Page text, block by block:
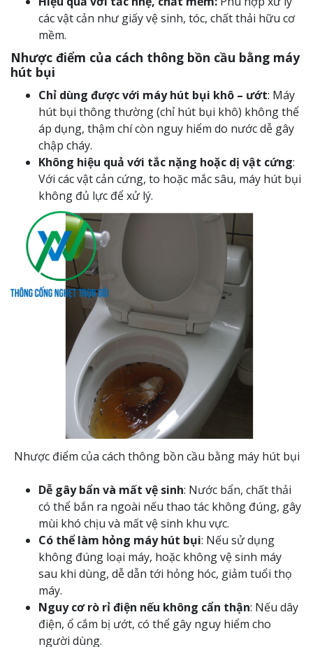
các vật cản như giấy vệ sinh, tóc, chất thải hữu cơ
mềm.
Nhược điểm của cách thông bồn cầu bằng máy
hút bụi
Chỉ dùng được với máy hút bụi khô – ướt: Máy
hút bụi thông thường (chỉ hút bụi khô) không thể
áp dụng, thậm chí còn nguy hiểm do nước dễ gây
chập cháy.
Không hiệu quả với tắc nặng hoặc dị vật cứng:
Với các vật cản cứng, to hoặc mắc sâu, máy hút bụi
không đủ lực để xử lý.
Nhược điểm của cách thông bồn cầu bằng máy hút bụi
Dễ gây bẩn và mất vệ sinh: Nước bẩn, chất thải
có thể bắn ra ngoài nếu thao tác không đúng, gây
mùi khó chịu và mất vệ sinh khu vực.
Có thể làm hỏng máy hút bụi: Nếu sử dụng
không đúng loại máy, hoặc không vệ sinh máy
sau khi dùng, dễ dẫn tới hỏng hóc, giảm tuổi thọ
máy.
Nguy cơ rò rỉ điện nếu không cẩn thận: Nếu dây
điện, ổ cắm bị ướt, có thể gây nguy hiểm cho
người dùng.